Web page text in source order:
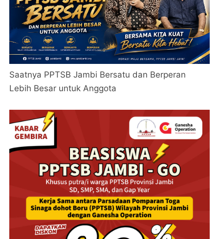
Saatnya PPTSB Jambi Bersatu dan Berperan
Lebih Besar untuk Anggota